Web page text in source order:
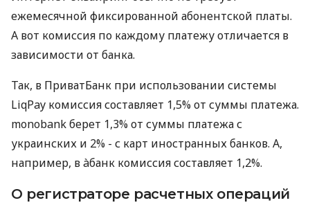
ежемесячной фиксированной абонентской платы.
А вот комиссия по каждому платежу отличается в
зависимости от банка.
Так, в ПриватБанк при использовании системы
LiqPay комиссия составляет 1,5% от суммы платежа.
monobank берет 1,3% от суммы платежа с
украинских и 2% - с карт иностранных банков. А,
например, в àбанк комиссия составляет 1,2%.
О регистраторе расчетных операций